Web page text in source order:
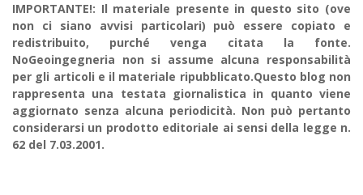
IMPORTANTE!: Il materiale presente in questo sito (ove
non ci siano avvisi particolari) può essere copiato e
redistribuito, purché venga citata la fonte.
NoGeoingegneria non si assume alcuna responsabilità
per gli articoli e il materiale ripubblicato.Questo blog non
rappresenta una testata giornalistica in quanto viene
aggiornato senza alcuna periodicità. Non può pertanto
considerarsi un prodotto editoriale ai sensi della legge n.
62 del 7.03.2001.